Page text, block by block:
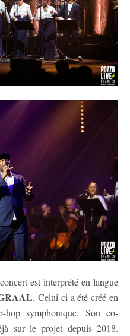
est interprété en langue
. Celui-ci a été créé en
symphonique. Son co-
sur le projet depuis 2018.